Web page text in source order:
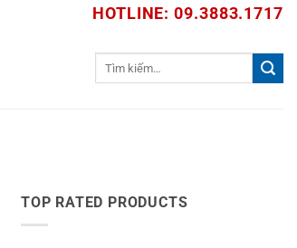
HOTLINE: 09.3883.1717
TOP RATED PRODUCTS